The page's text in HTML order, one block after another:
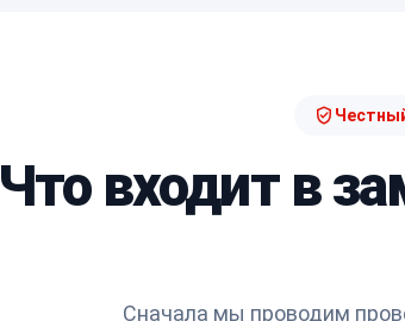
Что входит в
Сначала мы проводим